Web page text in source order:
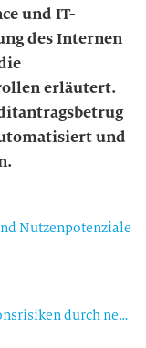
und IT-
des Internen
erläutert.
und
Nutzenpotenziale
Vermeidung von Schäden und Reputationsrisiken durch negative Schlagzeilen